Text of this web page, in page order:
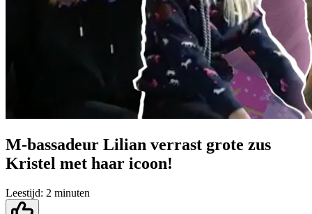
M-bassadeur Lilian verrast grote zus
Kristel met haar icoon!
Leestijd: 2 minuten